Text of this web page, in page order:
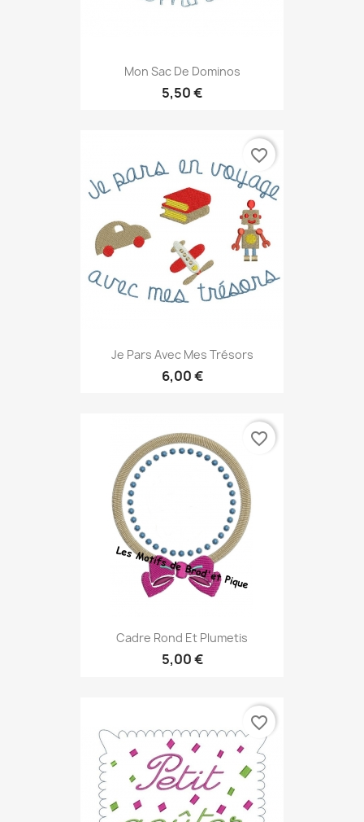
Mon Sac De Dominos
5,50 €
Je Pars Avec Mes Trésors
6,00 €
favorite_border
Cadre Rond Et Plumetis
5,00 €
favorite_border
favorite_border